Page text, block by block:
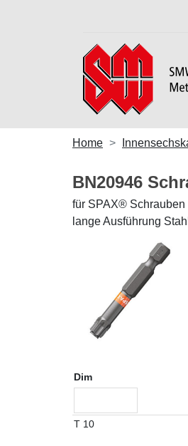
Home
BN20946
für SPAX® Schrauben
lange Ausführung
Dim
T 10